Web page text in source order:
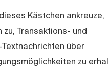
Kästchen ankreuze,
zu, Transaktions- und
über
zu